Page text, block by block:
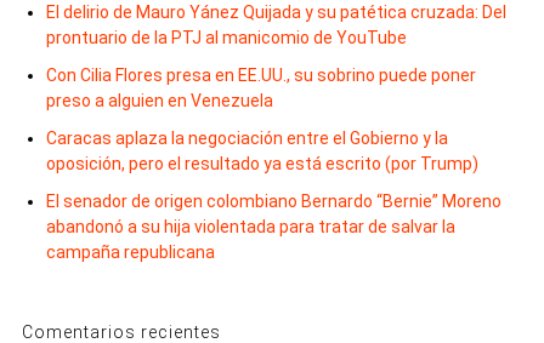
El delirio de Mauro Yánez Quijada y su patética cruzada: Del
prontuario de la PTJ al manicomio de YouTube
Con Cilia Flores presa en EE.UU., su sobrino puede poner
preso a alguien en Venezuela
Caracas aplaza la negociación entre el Gobierno y la
oposición, pero el resultado ya está escrito (por Trump)
El senador de origen colombiano Bernardo “Bernie” Moreno
abandonó a su hija violentada para tratar de salvar la
campaña republicana
Comentarios recientes